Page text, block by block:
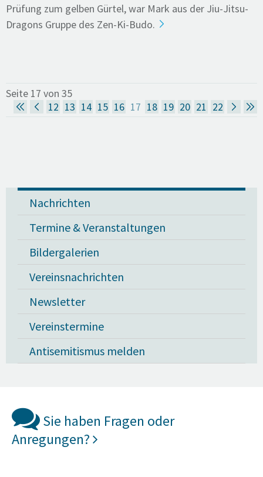
Prüfung zum gelben Gürtel, war Mark aus der Jiu-Jitsu-
Dragons Gruppe des Zen-Ki-Budo.
Seite 17 von 35
12 13 14 15 16 17 18 19 20 21 22
Nachrichten
Termine & Veranstaltungen
Bildergalerien
Vereinsnachrichten
Newsletter
Vereinstermine
Antisemitismus melden
Sie haben Fragen oder
Anregungen?